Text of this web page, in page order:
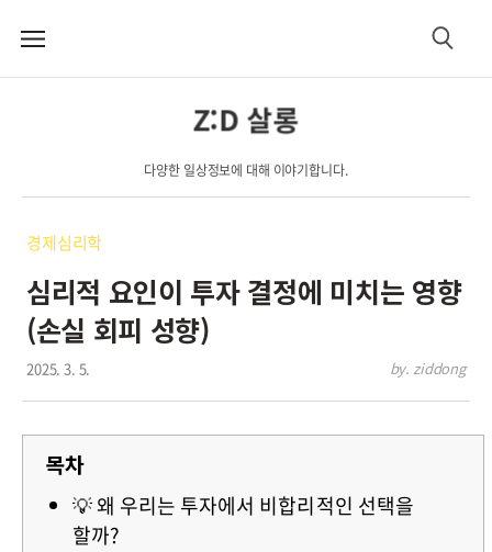
메
검
Z:D 살롱
다양한 일상정보에 대해 이야기합니다.
경제심리학
심리적 요인이 투자 결정에 미치는 영향
(손실 회피 성향)
2025. 3. 5. by. ziddong
목차
💡 왜 우리는 투자에서 비합리적인 선택을
할까?